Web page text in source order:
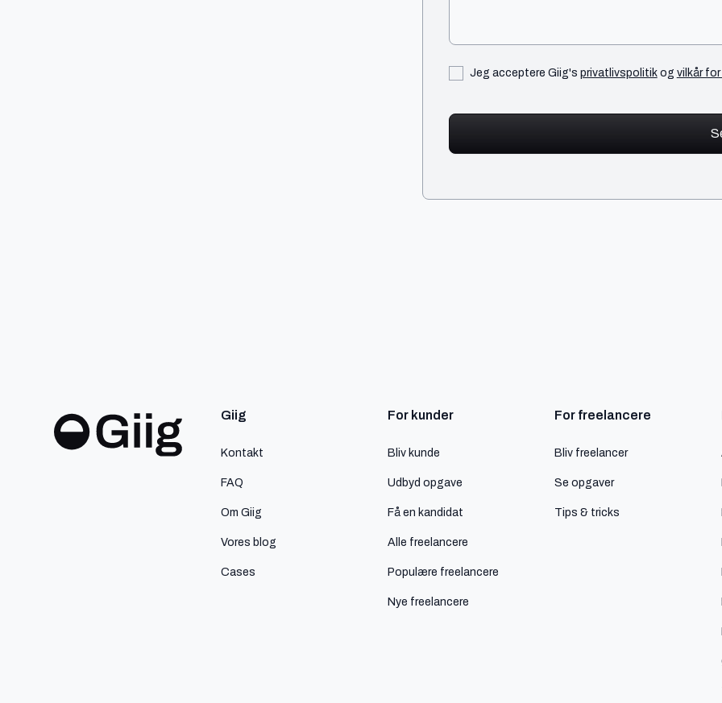
Jeg acceptere Giig'sprivatlivspolitikogvilkår
Giig
Kontakt
FAQ
Om Giig
Vores blog
Cases
For kunder
Bliv kunde
Udbyd opgave
Få en kandidat
Alle freelancere
Populære freelancere
Nye freelancere
For freelancere
Bliv freelancer
Se opgaver
Tips & tricks